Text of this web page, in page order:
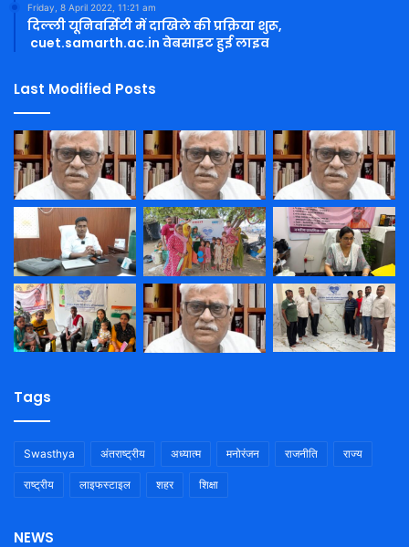
Friday, 8 April 2022, 11:21 am
दिल्ली यूनिवर्सिटी में दाखिले की प्रक्रिया शुरू,
cuet.samarth.ac.in वेबसाइट हुई लाइव
Last Modified Posts
Tags
Swasthya अंतराष्ट्रीय अध्यात्म मनोरंजन राजनीति राज्य
राष्ट्रीय लाइफस्टाइल शहर शिक्षा
NEWS